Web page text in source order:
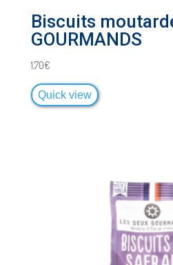
Biscuits
GOURMANDS
1,70€
Quick view